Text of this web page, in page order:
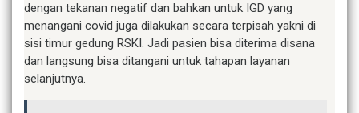
dengan tekanan negatif dan bahkan untuk IGD yang
menangani covid juga dilakukan secara terpisah yakni di
sisi timur gedung RSKI. Jadi pasien bisa diterima disana
dan langsung bisa ditangani untuk tahapan layanan
selanjutnya.